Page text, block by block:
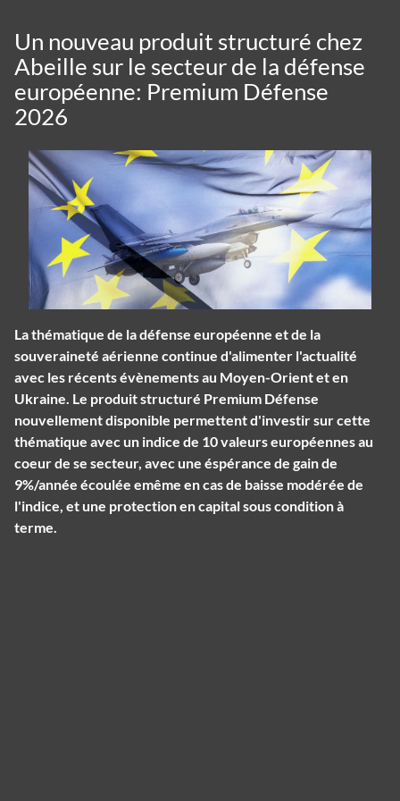
Un nouveau produit structuré chez
Abeille sur le secteur de la défense
européenne: Premium Défense
2026
La thématique de la défense européenne et de la
souveraineté aérienne continue d'alimenter l'actualité
avec les récents évènements au Moyen-Orient et en
Ukraine. Le produit structuré Premium Défense
nouvellement disponible permettent d'investir sur cette
thématique avec un indice de 10 valeurs européennes au
coeur de se secteur, avec une éspérance de gain de
9%/année écoulée emême en cas de baisse modérée de
l'indice, et une protection en capital sous condition à
terme.